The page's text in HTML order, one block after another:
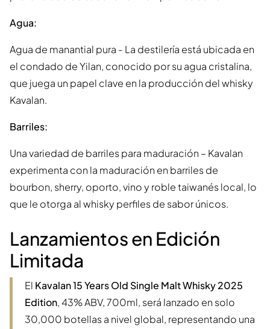
Agua:
Agua de manantial pura - La destilería está ubicada en
el condado de Yilan, conocido por su agua cristalina,
que juega un papel clave en la producción del whisky
Kavalan.
Barriles:
Una variedad de barriles para maduración – Kavalan
experimenta con la maduración en barriles de
bourbon, sherry, oporto, vino y roble taiwanés local, lo
que le otorga al whisky perfiles de sabor únicos.
Lanzamientos en Edición
Limitada
El Kavalan 15 Years Old Single Malt Whisky 2025
Edition, 43% ABV, 700ml, será lanzado en solo
30,000 botellas a nivel global, representando una